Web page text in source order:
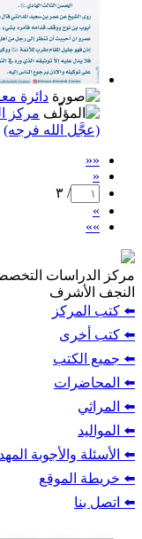
دائرة
مركز
(عجَّل الله فرجه)
««
«
/ ٣
»
»»
مركز الدراسات
النجف الأشرف
⬅️ كتب المركز
⬅️ كتب أخرى
⬅️ جميع الكتب
⬅️ المحاضرات
⬅️ المراثي
⬅️ المواليد
⬅️ الأسئلة والأجوبة
⬅️ خريطة الموقع
⬅️ اتصل بنا